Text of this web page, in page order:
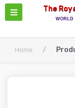
The
WORLD
Home /